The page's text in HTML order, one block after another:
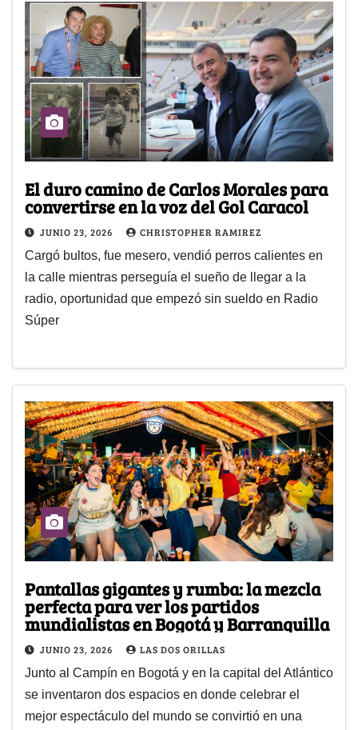
El duro camino de Carlos Morales para
convertirse en la voz del Gol Caracol
JUNIO 23, 2026 CHRISTOPHER RAMIREZ
Cargó bultos, fue mesero, vendió perros calientes en
la calle mientras perseguía el sueño de llegar a la
radio, oportunidad que empezó sin sueldo en Radio
Súper
Pantallas gigantes y rumba: la mezcla
perfecta para ver los partidos
mundialistas en Bogotá y Barranquilla
JUNIO 23, 2026 LAS DOS ORILLAS
Junto al Campín en Bogotá y en la capital del Atlántico
se inventaron dos espacios en donde celebrar el
mejor espectáculo del mundo se convirtió en una